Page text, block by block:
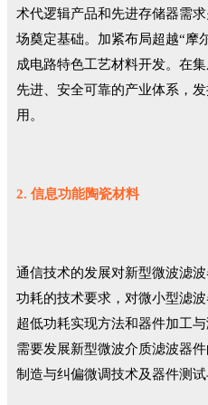
术代逻辑产品和先进存储器需
场奠定基础。加紧布局超越“摩
成电路特色工艺材料开发。在
先进、安全可靠的产业体系，
用。
2. 信息功能陶瓷材料
通信技术的发展对新型微波滤
功耗的技术要求，对微小型滤
超低功耗实现方法和器件加工
需要发展新型微波介质滤波器
制造与纠偏微调技术及器件测试